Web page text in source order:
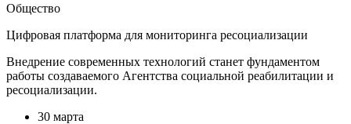
Общество
Цифровая платформа для мониторинга ресоциализации
Внедрение современных технологий станет фундаментом
работы создаваемого Агентства социальной реабилитации и
ресоциализации.
30 марта